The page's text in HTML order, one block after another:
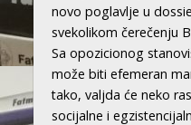
novo poglavlje u
svekolikom čerečenju
Sa opozicionog
može biti efemeran
tako, valjda će neko
socijalne i